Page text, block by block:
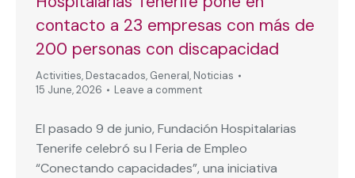
contacto a 23 empresas con más de
200 personas con discapacidad
Activities, Destacados, General, Noticias
15 June, 2026
Leave a comment
El pasado 9 de junio, Fundación Hospitalarias
Tenerife celebró su I Feria de Empleo
“Conectando capacidades”, una iniciativa